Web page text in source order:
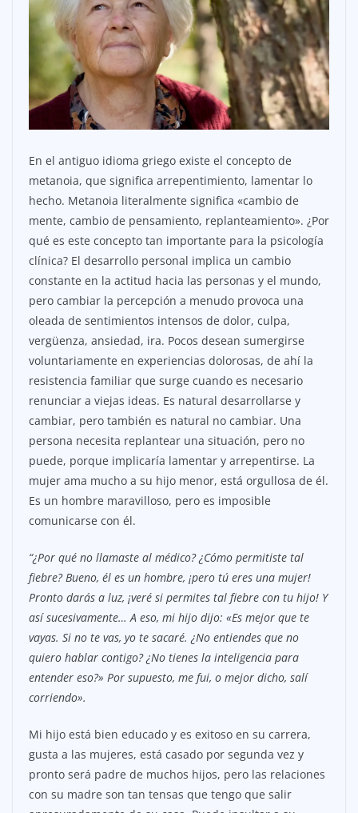
En el antiguo idioma griego existe el concepto de
metanoia, que significa arrepentimiento, lamentar lo
hecho. Metanoia literalmente significa «cambio de
mente, cambio de pensamiento, replanteamiento». ¿Por
qué es este concepto tan importante para la psicología
clínica? El desarrollo personal implica un cambio
constante en la actitud hacia las personas y el mundo,
pero cambiar la percepción a menudo provoca una
oleada de sentimientos intensos de dolor, culpa,
vergüenza, ansiedad, ira. Pocos desean sumergirse
voluntariamente en experiencias dolorosas, de ahí la
resistencia familiar que surge cuando es necesario
renunciar a viejas ideas. Es natural desarrollarse y
cambiar, pero también es natural no cambiar. Una
persona necesita replantear una situación, pero no
puede, porque implicaría lamentar y arrepentirse. La
mujer ama mucho a su hijo menor, está orgullosa de él.
Es un hombre maravilloso, pero es imposible
comunicarse con él.
“¿Por qué no llamaste al médico? ¿Cómo permitiste tal
fiebre? Bueno, él es un hombre, ¡pero tú eres una mujer!
Pronto darás a luz, ¡veré si permites tal fiebre con tu hijo! Y
así sucesivamente… A eso, mi hijo dijo: «Es mejor que te
vayas. Si no te vas, yo te sacaré. ¿No entiendes que no
quiero hablar contigo? ¿No tienes la inteligencia para
entender eso?» Por supuesto, me fui, o mejor dicho, salí
corriendo».
Mi hijo está bien educado y es exitoso en su carrera,
gusta a las mujeres, está casado por segunda vez y
pronto será padre de muchos hijos, pero las relaciones
con su madre son tan tensas que tengo que salir